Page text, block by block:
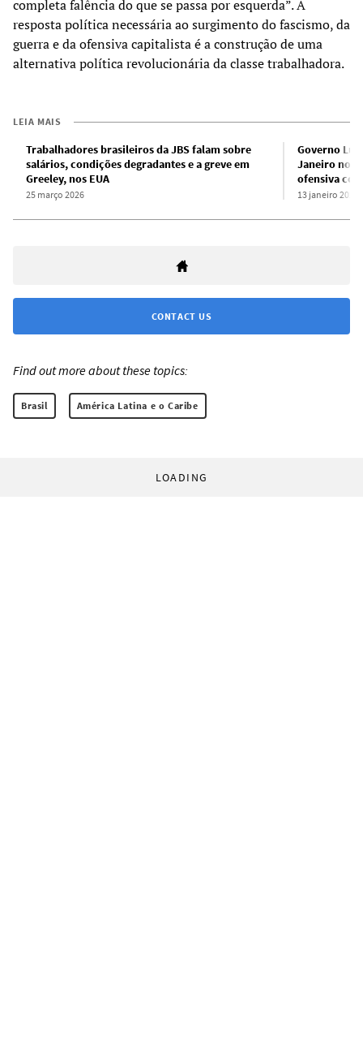
completa falência do que se passa por esquerda”. A
resposta política necessária ao surgimento do fascismo, da
guerra e da ofensiva capitalista é a construção de uma
alternativa política revolucionária da classe trabalhadora.
LEIA MAIS
Trabalhadores brasileiros da JBS falam sobre
salários, condições degradantes e a greve em
Greeley, nos EUA
25 março 2026
Governo
Janeiro no
ofensiva
13 janeiro 2026
CONTACT US
Find out more about these topics:
Brasil América Latina e o Caribe
LOADING